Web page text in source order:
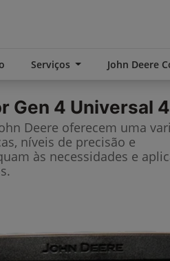
Serviços John Deere
Gen 4 Universal
Deere oferecem uma
níveis de precisão e
às necessidades e